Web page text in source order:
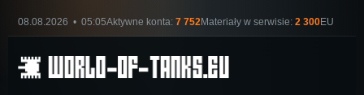
08.08.2026 • 05:05Aktywne konta: 7 752Materiały w serwisie: 2 300EU